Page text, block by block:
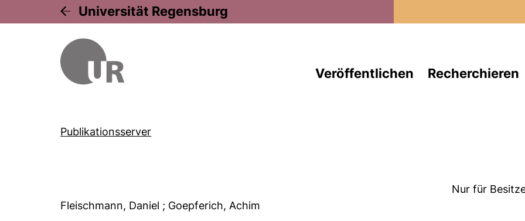
Universität Regensburg
Veröffentlichen Recherchieren
Publikationsserver
Nur für
Fleischmann, Daniel ; Goepferich, Achim